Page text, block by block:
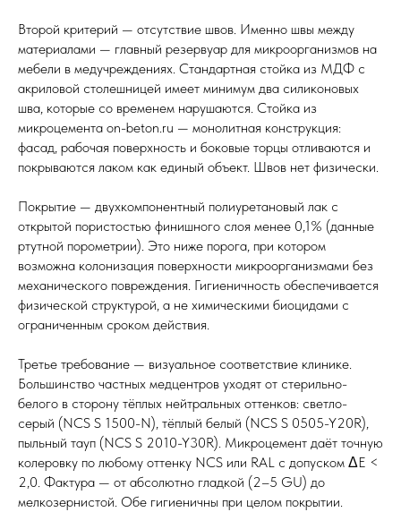
Второй критерий — отсутствие швов. Именно швы между
материалами — главный резервуар для микроорганизмов на
мебели в медучреждениях. Стандартная стойка из МДФ с
акриловой столешницей имеет минимум два силиконовых
шва, которые со временем нарушаются. Стойка из
микроцемента on-beton.ru — монолитная конструкция:
фасад, рабочая поверхность и боковые торцы отливаются и
покрываются лаком как единый объект. Швов нет физически.
Покрытие — двухкомпонентный полиуретановый лак с
открытой пористостью финишного слоя менее 0,1% (данные
ртутной порометрии). Это ниже порога, при котором
возможна колонизация поверхности микроорганизмами без
механического повреждения. Гигиеничность обеспечивается
физической структурой, а не химическими биоцидами с
ограниченным сроком действия.
Третье требование — визуальное соответствие клинике.
Большинство частных медцентров уходят от стерильно-
белого в сторону тёплых нейтральных оттенков: светло-
серый (NCS S 1500-N), тёплый белый (NCS S 0505-Y20R),
пыльный тауп (NCS S 2010-Y30R). Микроцемент даёт точную
колеровку по любому оттенку NCS или RAL с допуском ΔE <
2,0. Фактура — от абсолютно гладкой (2–5 GU) до
мелкозернистой. Обе гигиеничны при целом покрытии.